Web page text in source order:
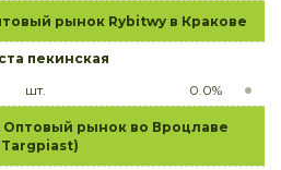
рынок Rybitwy в Кракове
пекинская
шт. 0.0%
рынок во Вроцлаве